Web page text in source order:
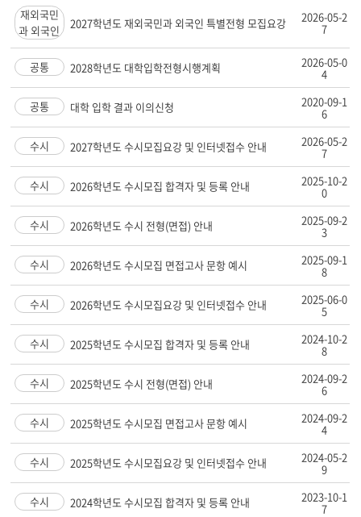
재외국민
과 외국인
2027학년도 재외국민과 외국인 특별전형 모집요강 2026-05-2
7
공통 2028학년도 대학입학전형시행계획 2026-05-0
4
공통 대학 입학 결과 이의신청 2020-09-1
6
수시 2027학년도 수시모집요강 및 인터넷접수 안내 2026-05-2
7
수시 2026학년도 수시모집 합격자 및 등록 안내 2025-10-2
0
수시 2026학년도 수시 전형(면접) 안내 2025-09-2
3
수시 2026학년도 수시모집 면접고사 문항 예시 2025-09-1
8
수시 2026학년도 수시모집요강 및 인터넷접수 안내 2025-06-0
5
수시 2025학년도 수시모집 합격자 및 등록 안내 2024-10-2
8
수시 2025학년도 수시 전형(면접) 안내 2024-09-2
6
수시 2025학년도 수시모집 면접고사 문항 예시 2024-09-2
4
수시 2025학년도 수시모집요강 및 인터넷접수 안내 2024-05-2
9
수시 2024학년도 수시모집 합격자 및 등록 안내 2023-10-1
7